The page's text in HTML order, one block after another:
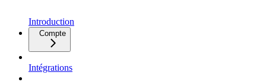
Introduction
Compte
Intégrations